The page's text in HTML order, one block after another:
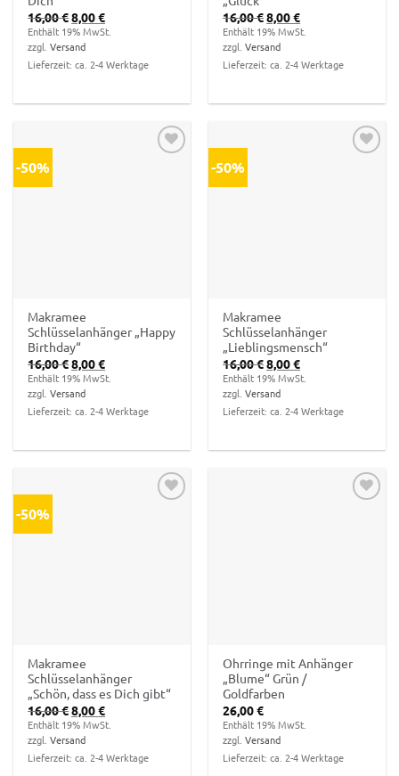
16,00€Ursprünglicher
Preis
war:
16,00 €
8,00€Aktueller
Preis
ist:
Enthält 19% MwSt.
zzgl.Versand
Lieferzeit: ca. 2-4 Werktage
16,00€Ursprünglicher
Preis
war:
16,00 €
8,00€Aktueller
Preis
ist:
Enthält 19% MwSt.
zzgl.Versand
Lieferzeit: ca. 2-4 Werktage
-50%
Makramee
Schlüsselanhänger „Happy
Birthday“
16,00€Ursprünglicher
Preis
war:
16,00 €
8,00€Aktueller
Preis
ist:
Enthält 19% MwSt.
zzgl.Versand
Lieferzeit: ca. 2-4 Werktage
-50%
Makramee
Schlüsselanhänger
„Lieblingsmensch“
16,00€Ursprünglicher
Preis
war:
16,00 €
8,00€Aktueller
Preis
ist:
Enthält 19% MwSt.
zzgl.Versand
Lieferzeit: ca. 2-4 Werktage
-50%
Makramee
Schlüsselanhänger
„Schön, dass es Dich gibt“
16,00€Ursprünglicher
Preis
war:
16,00 €
8,00€Aktueller
Preis
ist:
Enthält 19% MwSt.
zzgl.Versand
Lieferzeit: ca. 2-4 Werktage
Ohrringe mit Anhänger
„Blume“ Grün /
Goldfarben
26,00€
Enthält 19% MwSt.
zzgl.Versand
Lieferzeit: ca. 2-4 Werktage